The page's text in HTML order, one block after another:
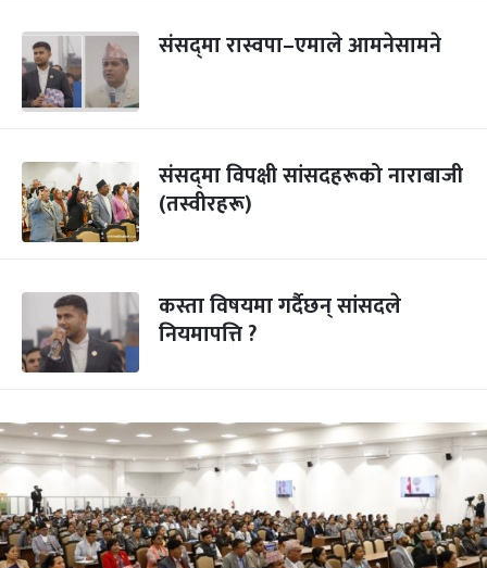
संसद्‍मा रास्वपा–एमाले आमनेसामने
संसद्‍मा विपक्षी सांसदहरूको नाराबाजी
(तस्वीरहरू)
कस्ता विषयमा गर्दैछन् सांसदले
नियमापत्ति ?